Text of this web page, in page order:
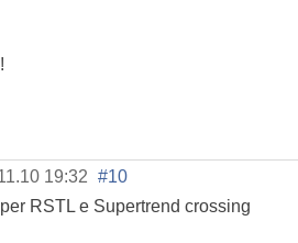
19:32 #10
RSTL e Supertrend crossing